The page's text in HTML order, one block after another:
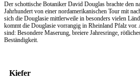
Der schottische Botaniker David Douglas brachte den
Jahrhundert von einer nordamerikanischen Tour mit
sich die Douglasie mittlerweile in besonders vielen
kommt die Douglasie vorrangig in Rheinland Pfalz
sind: Besondere Maserung, breiere Jahresringe,
Beständigkeit.
Kiefer